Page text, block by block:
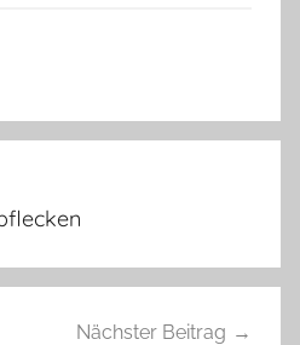
Nächster Beitrag